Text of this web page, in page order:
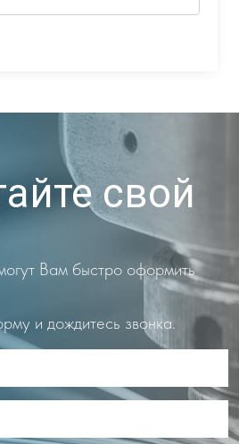
свой
Вам быстро оформить
и дождитесь звонка.